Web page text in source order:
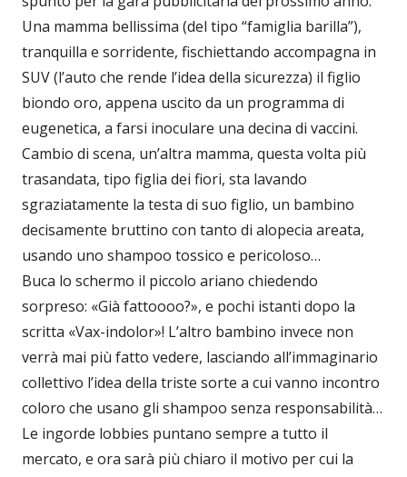
Una mamma bellissima (del tipo “famiglia barilla”),
tranquilla e sorridente, fischiettando accompagna in
SUV (l’auto che rende l’idea della sicurezza) il figlio
biondo oro, appena uscito da un programma di
eugenetica, a farsi inoculare una decina di vaccini.
Cambio di scena, un’altra mamma, questa volta più
trasandata, tipo figlia dei fiori, sta lavando
sgraziatamente la testa di suo figlio, un bambino
decisamente bruttino con tanto di alopecia areata,
usando uno shampoo tossico e pericoloso…
Buca lo schermo il piccolo ariano chiedendo
sorpreso: «Già fattoooo?», e pochi istanti dopo la
scritta «Vax-indolor»! L’altro bambino invece non
verrà mai più fatto vedere, lasciando all’immaginario
collettivo l’idea della triste sorte a cui vanno incontro
coloro che usano gli shampoo senza responsabilità…
Le ingorde lobbies puntano sempre a tutto il
mercato, e ora sarà più chiaro il motivo per cui la